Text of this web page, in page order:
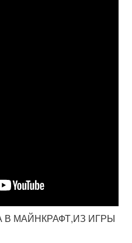
МАЙНКРАФТ,ИЗ ИГРЫ